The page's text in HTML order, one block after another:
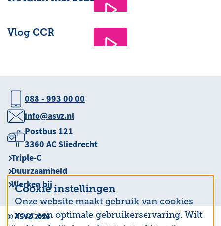
Cookie instellingen
Onze website maakt gebruik van cookies
voor een optimale gebruikerservaring. Wilt
Vlog CCR
088 - 993 00 00
info@asvz.nl
Postbus 121
3360 AC Sliedrecht
Triple-C
Duurzaamheid
Werken bij
© ASVZ 2026